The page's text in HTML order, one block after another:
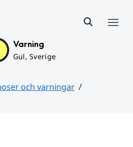
Varning
Gul, Sverige
och varningar